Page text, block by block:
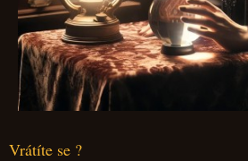
Vrátíte se ?